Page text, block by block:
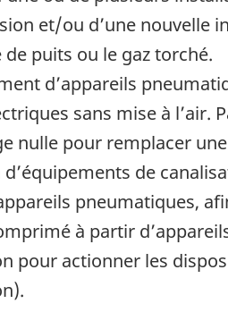
et/ou d’une nouvelle
de puits ou le gaz torché.
d’appareils
sans mise à l’air.
nulle pour remplacer
d’équipements de
pneumatiques,
à partir
pour actionner les